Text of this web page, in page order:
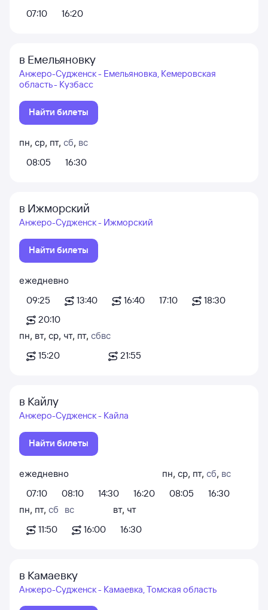
07:10
16:20
в Емельяновку
Анжеро-Судженск - Емельяновка, Кемеровская
область - Кузбасс
Найти билеты
пн, ср, пт, сб, вс
08:05
16:30
в Ижморский
Анжеро-Судженск - Ижморский
Найти билеты
ежедневно
09:25
13:40 16:40 17:10
18:30
20:10
пн, вт, ср, чт, пт, сб
15:20
вс
21:55
в Кайлу
Анжеро-Судженск - Кайла
Найти билеты
ежедневно
07:10
08:10 14:30 16:20
пн, ср, пт, сб, вс
08:05
16:30
пн, пт, сб
11:50
вс
16:00
вт, чт
16:30
в Камаевку
Анжеро-Судженск - Камаевка, Томская область